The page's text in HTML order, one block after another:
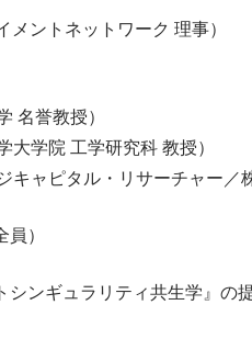
ントネットワーク 理事）
名誉教授）
院 工学研究科 教授）
タル・リサーチャー／株
）
ンギュラリティ共生学』